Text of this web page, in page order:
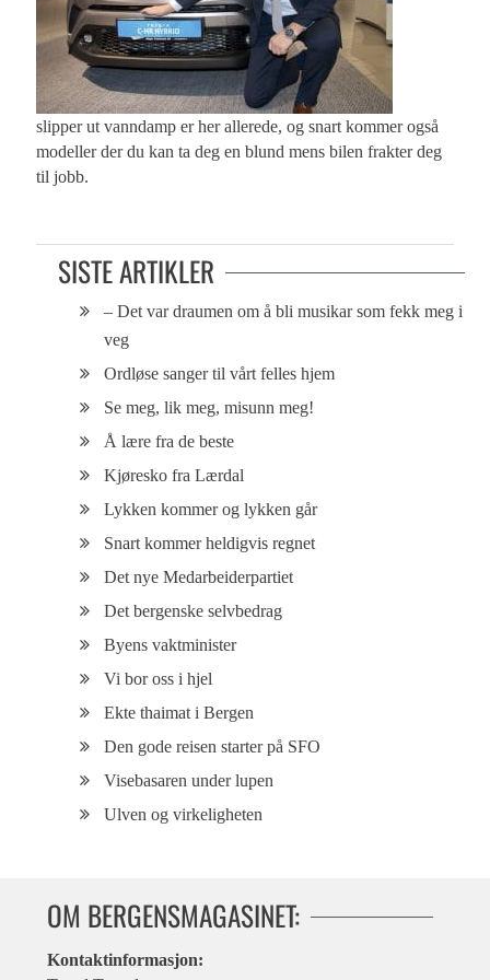
slipper ut vanndamp er her allerede, og snart kommer også
modeller der du kan ta deg en blund mens bilen frakter deg
til jobb.
SISTE ARTIKLER
– Det var draumen om å bli musikar som fekk meg i
veg
Ordløse sanger til vårt felles hjem
Se meg, lik meg, misunn meg!
Å lære fra de beste
Kjøresko fra Lærdal
Lykken kommer og lykken går
Snart kommer heldigvis regnet
Det nye Medarbeiderpartiet
Det bergenske selvbedrag
Byens vaktminister
Vi bor oss i hjel
Ekte thaimat i Bergen
Den gode reisen starter på SFO
Visebasaren under lupen
Ulven og virkeligheten
OM BERGENSMAGASINET:
Kontaktinformasjon: